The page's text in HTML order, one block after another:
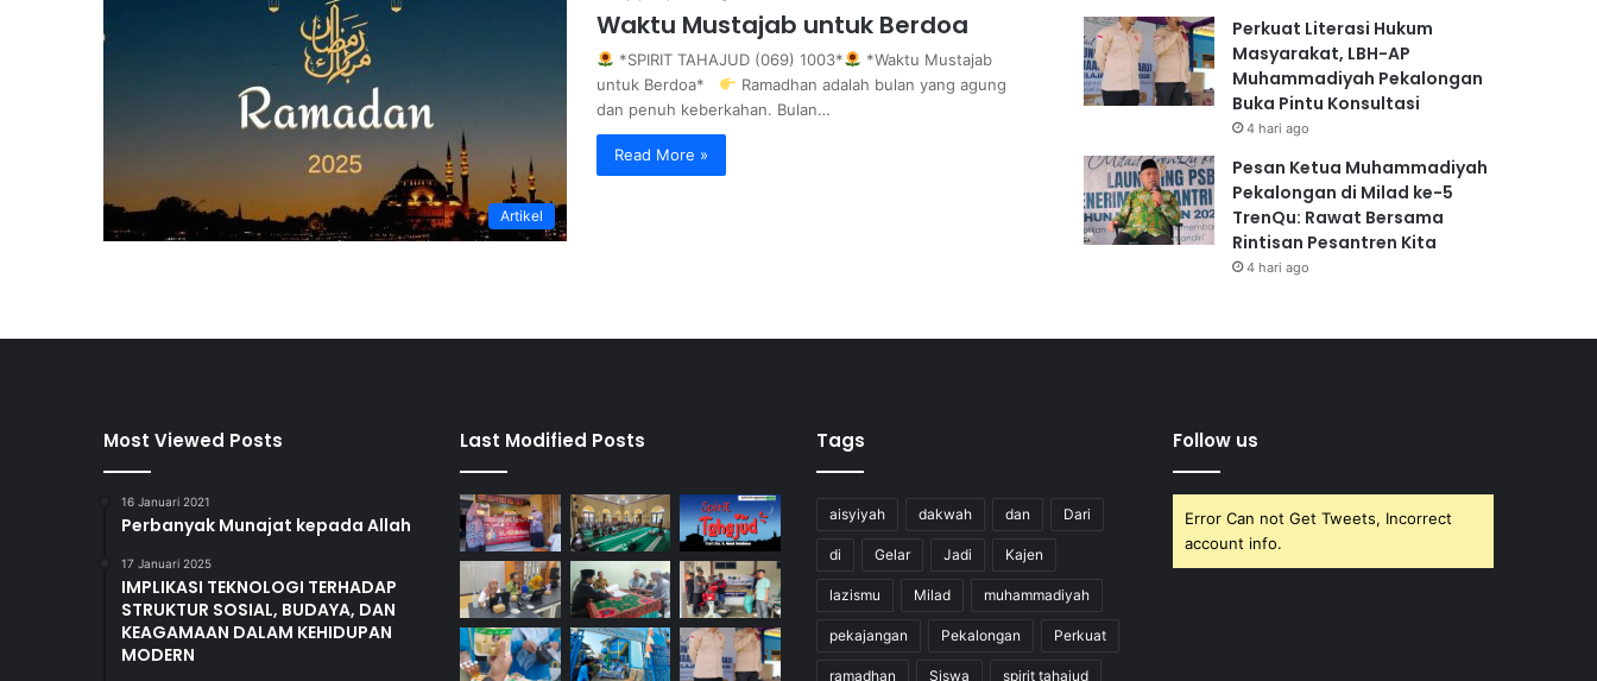
Artikel
Waktu Mustajab untuk Berdoa
*SPIRIT TAHAJUD (069) 1003*
*Waktu Mustajab
untuk Berdoa*
Ramadhan adalah bulan yang agung
dan penuh keberkahan. Bulan…
Read More »
Perkuat Literasi Hukum
Masyarakat, LBH-AP
Muhammadiyah Pekalongan
Buka Pintu Konsultasi
4 hari ago
Pesan Ketua Muhammadiyah
Pekalongan di Milad ke-5
TrenQu: Rawat Bersama
Rintisan Pesantren Kita
4 hari ago
Most Viewed Posts
16 Januari 2021
Perbanyak Munajat kepada Allah
17 Januari 2025
IMPLIKASI TEKNOLOGI TERHADAP
STRUKTUR SOSIAL, BUDAYA, DAN
KEAGAMAAN DALAM KEHIDUPAN
MODERN
Last Modified Posts Tags
aisyiyah dakwah dan Dari
di Gelar Jadi Kajen
lazismu Milad muhammadiyah
pekajangan Pekalongan Perkuat
ramadhan Siswa spirit tahajud
Follow us
Error Can not Get Tweets, Incorrect
account info.